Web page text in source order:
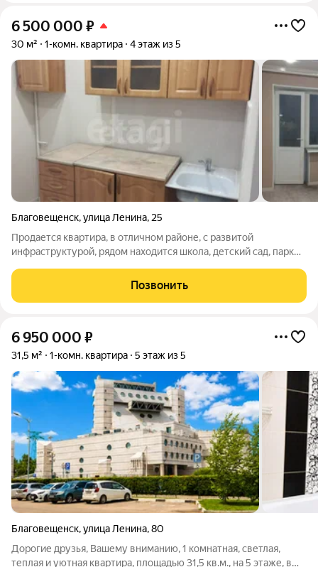
6 500 000 ₽
30 м² 1-комн. квартира 4 этаж из 5
Благовещенск,улица Ленина, 25
Продается квартира, в отличном районе, с развитой
инфраструктурой, рядом находится школа, детский сад, парк
поликлиники и автобусные остановки во все районы города. В
настоящее время собственник
Позвонить
6 950 000 ₽
31,5 м² 1-комн. квартира 5 этаж из 5
Благовещенск,улица Ленина,80
Дорогие друзья, Вашему вниманию, 1 комнатная, светлая,
теплая и уютная квартира, площадью 31,5 кв.м., на 5 этаже, в